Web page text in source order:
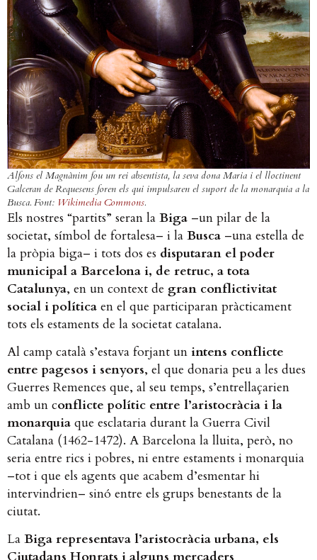
Alfons el Magnànim fou un rei absentista, la seva dona Maria i el lloctinent
Galceran de Requesens foren els qui impulsaren el suport de la monarquia a la
Busca. Font: Wikimedia Commons.
Els nostres “partits” seran la Biga –un pilar de la
societat, símbol de fortalesa– i la Busca –una estella de
la pròpia biga– i tots dos es disputaran el poder
municipal a Barcelona i, de retruc, a tota
Catalunya, en un context de gran conflictivitat
social i política en el que participaran pràcticament
tots els estaments de la societat catalana.
Al camp català s’estava forjant un intens conflicte
entre pagesos i senyors, el que donaria peu a les dues
Guerres Remences que, al seu temps, s’entrellaçarien
amb un conflicte polític entre l’aristocràcia i la
monarquia que esclataria durant la Guerra Civil
Catalana (1462-1472). A Barcelona la lluita, però, no
seria entre rics i pobres, ni entre estaments i monarquia
–tot i que els agents que acabem d’esmentar hi
intervindrien– sinó entre els grups benestants de la
ciutat.
La Biga representava l’aristocràcia urbana, els